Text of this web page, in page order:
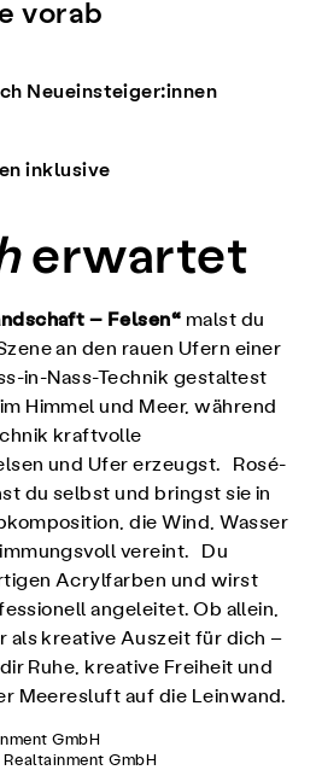
vorab
Neueinsteiger:innen
inklusive
erwartet
– Felsen“ malst du
an den rauen Ufern einer
in-Nass-Technik gestaltest
Himmel und Meer, während
kraftvolle
und Ufer erzeugst. Rosé-
du selbst und bringst sie in
die Wind, Wasser
vereint. Du
Acrylfarben und wirst
angeleitet. Ob allein,
als kreative Auszeit für dich –
Ruhe, kreative Freiheit und
Meeresluft auf die Leinwand.
GmbH
GmbH